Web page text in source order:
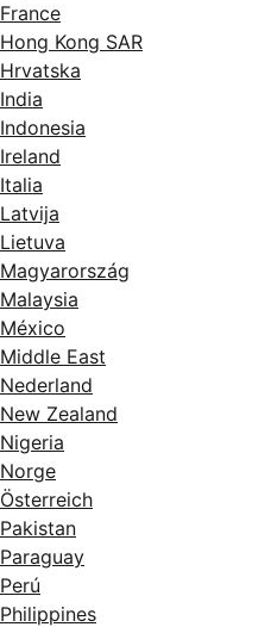
France
Hong Kong SAR
Hrvatska
India
Indonesia
Ireland
Italia
Latvija
Lietuva
Magyarország
Malaysia
México
Middle East
Nederland
New Zealand
Nigeria
Norge
Österreich
Pakistan
Paraguay
Perú
Philippines